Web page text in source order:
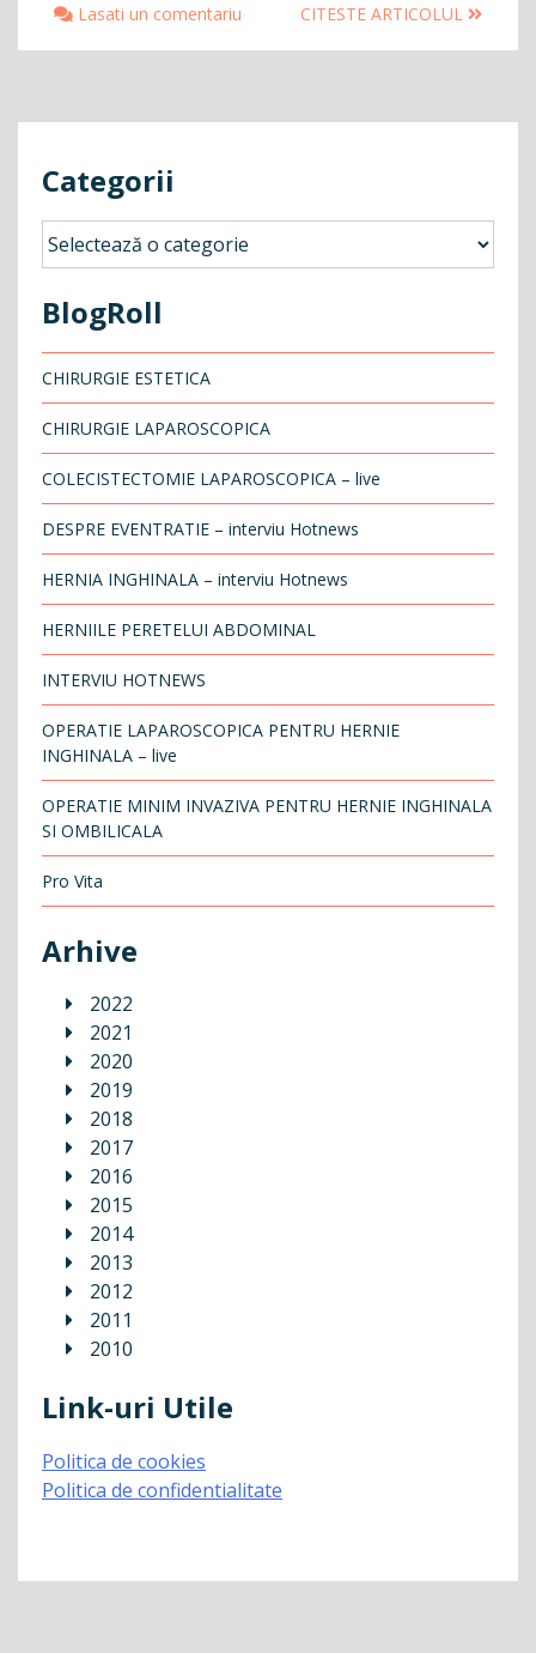
Lasati un comentariu CITESTE ARTICOLUL
Categorii
Categorii
BlogRoll
CHIRURGIE ESTETICA
CHIRURGIE LAPAROSCOPICA
COLECISTECTOMIE LAPAROSCOPICA – live
DESPRE EVENTRATIE – interviu Hotnews
HERNIA INGHINALA – interviu Hotnews
HERNIILE PERETELUI ABDOMINAL
INTERVIU HOTNEWS
OPERATIE LAPAROSCOPICA PENTRU HERNIE
INGHINALA – live
OPERATIE MINIM INVAZIVA PENTRU HERNIE INGHINALA
SI OMBILICALA
Pro Vita
Arhive
2022
2021
2020
2019
2018
2017
2016
2015
2014
2013
2012
2011
2010
Link-uri Utile
Politica de cookies
Politica de confidentialitate